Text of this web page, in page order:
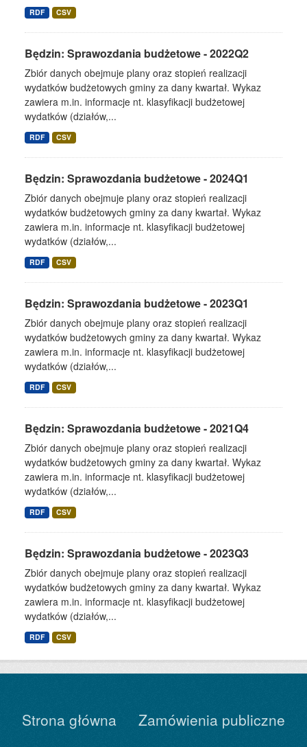
RDF CSV
Będzin: Sprawozdania budżetowe - 2022Q2
Zbiór danych obejmuje plany oraz stopień realizacji
wydatków budżetowych gminy za dany kwartał. Wykaz
zawiera m.in. informacje nt. klasyfikacji budżetowej
wydatków (działów,...
RDF CSV
Będzin: Sprawozdania budżetowe - 2024Q1
Zbiór danych obejmuje plany oraz stopień realizacji
wydatków budżetowych gminy za dany kwartał. Wykaz
zawiera m.in. informacje nt. klasyfikacji budżetowej
wydatków (działów,...
RDF CSV
Będzin: Sprawozdania budżetowe - 2023Q1
Zbiór danych obejmuje plany oraz stopień realizacji
wydatków budżetowych gminy za dany kwartał. Wykaz
zawiera m.in. informacje nt. klasyfikacji budżetowej
wydatków (działów,...
RDF CSV
Będzin: Sprawozdania budżetowe - 2021Q4
Zbiór danych obejmuje plany oraz stopień realizacji
wydatków budżetowych gminy za dany kwartał. Wykaz
zawiera m.in. informacje nt. klasyfikacji budżetowej
wydatków (działów,...
RDF CSV
Będzin: Sprawozdania budżetowe - 2023Q3
Zbiór danych obejmuje plany oraz stopień realizacji
wydatków budżetowych gminy za dany kwartał. Wykaz
zawiera m.in. informacje nt. klasyfikacji budżetowej
wydatków (działów,...
RDF CSV
Strona główna
Zamówienia publiczne